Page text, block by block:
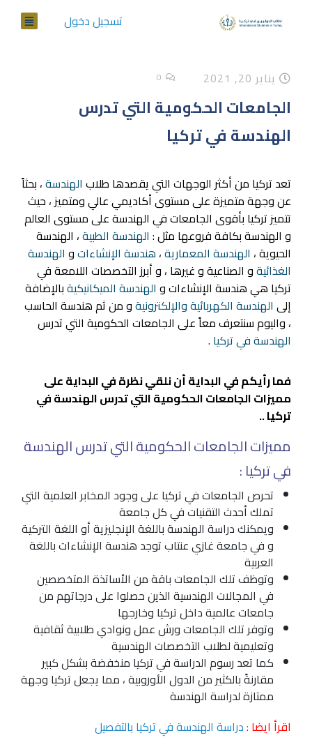
تسجيل دخول
يناير 20, 2021 0
الجامعات الحكومية التي تدرس
الهندسة في تركيا
تعد تركيا من أكثر الوجهات التي يقصدها طلاب الهندسة، بحثاً
عن وجهة متميزة على مستوى أكاديمي عالي ومتميز ، حيث
تتميز تركيا بأقوى الجامعات في الهندسة على مستوى العالم
و الهندسة بكافة فروعها مثل : الهندسة الطبية، الهندسة
الحيوية ، الهندسة المعمارية، هندسة الإنشاءاتو الهندسة
الغذائيةو الصناعية و غيرها ، و أبرز التخصصات اللامعة في
تركيا هي هندسة الإنشاءات و الهندسة الميكانيكيةبالإضافة
إلى الهندسة الكهربائية والإلكترونيةو من ثم هندسة الحاسب
، واليوم سنتعرف معاً على الجامعات الحكومية التي تدرس
الهندسة في تركيا .
فما رأيكم في البداية أن نلقي نظرة في البداية على
مميزات الجامعات الحكومية التي تدرس الهندسة في
تركيا ..
مميزات الجامعات الحكومية التي تدرس الهندسة
في تركيا :
تحرص الجامعات في تركيا على وجود المخابر العلمية التي
تملك أحدث التقنيات في كل جامعة
ويمكنكدراسة الهندسةباللغة الإنجليزية أو اللغة التركية
و فيجامعة غازي عنتابتوجد هندسة الإنشاءات باللغة
العربية
وتوظف تلك الجامعات باقة من الأساتذة المتخصصين
في المجالات الهندسية الذين حصلوا على درجاتهم من
جامعات عالمية داخل تركيا وخارجها
وتوفر تلك الجامعات ورش عمل ونوادي طلابية ثقافية
وتعليمية لطلاب التخصصات الهندسية
كما تعد رسوم الدراسة في تركيا منخفضة بشكل كبير
مقارنةً بالكثير من الدول الأوروبية ، مما يجعل تركيا وجهة
ممتازة لدراسة الهندسة
اقرأ ايضا :دراسة الهندسة في تركيا بالتفصيل